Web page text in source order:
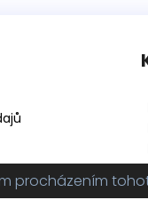
procházením